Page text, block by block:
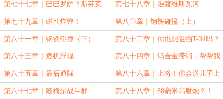
第七十七章｜巴巴罗萨？斯芬克
斯！
第七十八章｜强渡维斯瓦河
第七十九章｜磁性炸弹！ 第八〇章｜钢铁碰撞（上）
第八十一章｜钢铁碰撞（下） 第八十二章｜你也想阻挡T-34吗？
第八十三章｜危机浮现 第八十四章｜钨合金滞销，帮帮我
们！
第八十五章｜最后通牒 第八十六章｜上将！你会送儿子上
前线吗？
第八十七章｜隆梅尔战斗群 第八十八章｜88毫米高射炮？！